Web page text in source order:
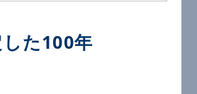
した100年